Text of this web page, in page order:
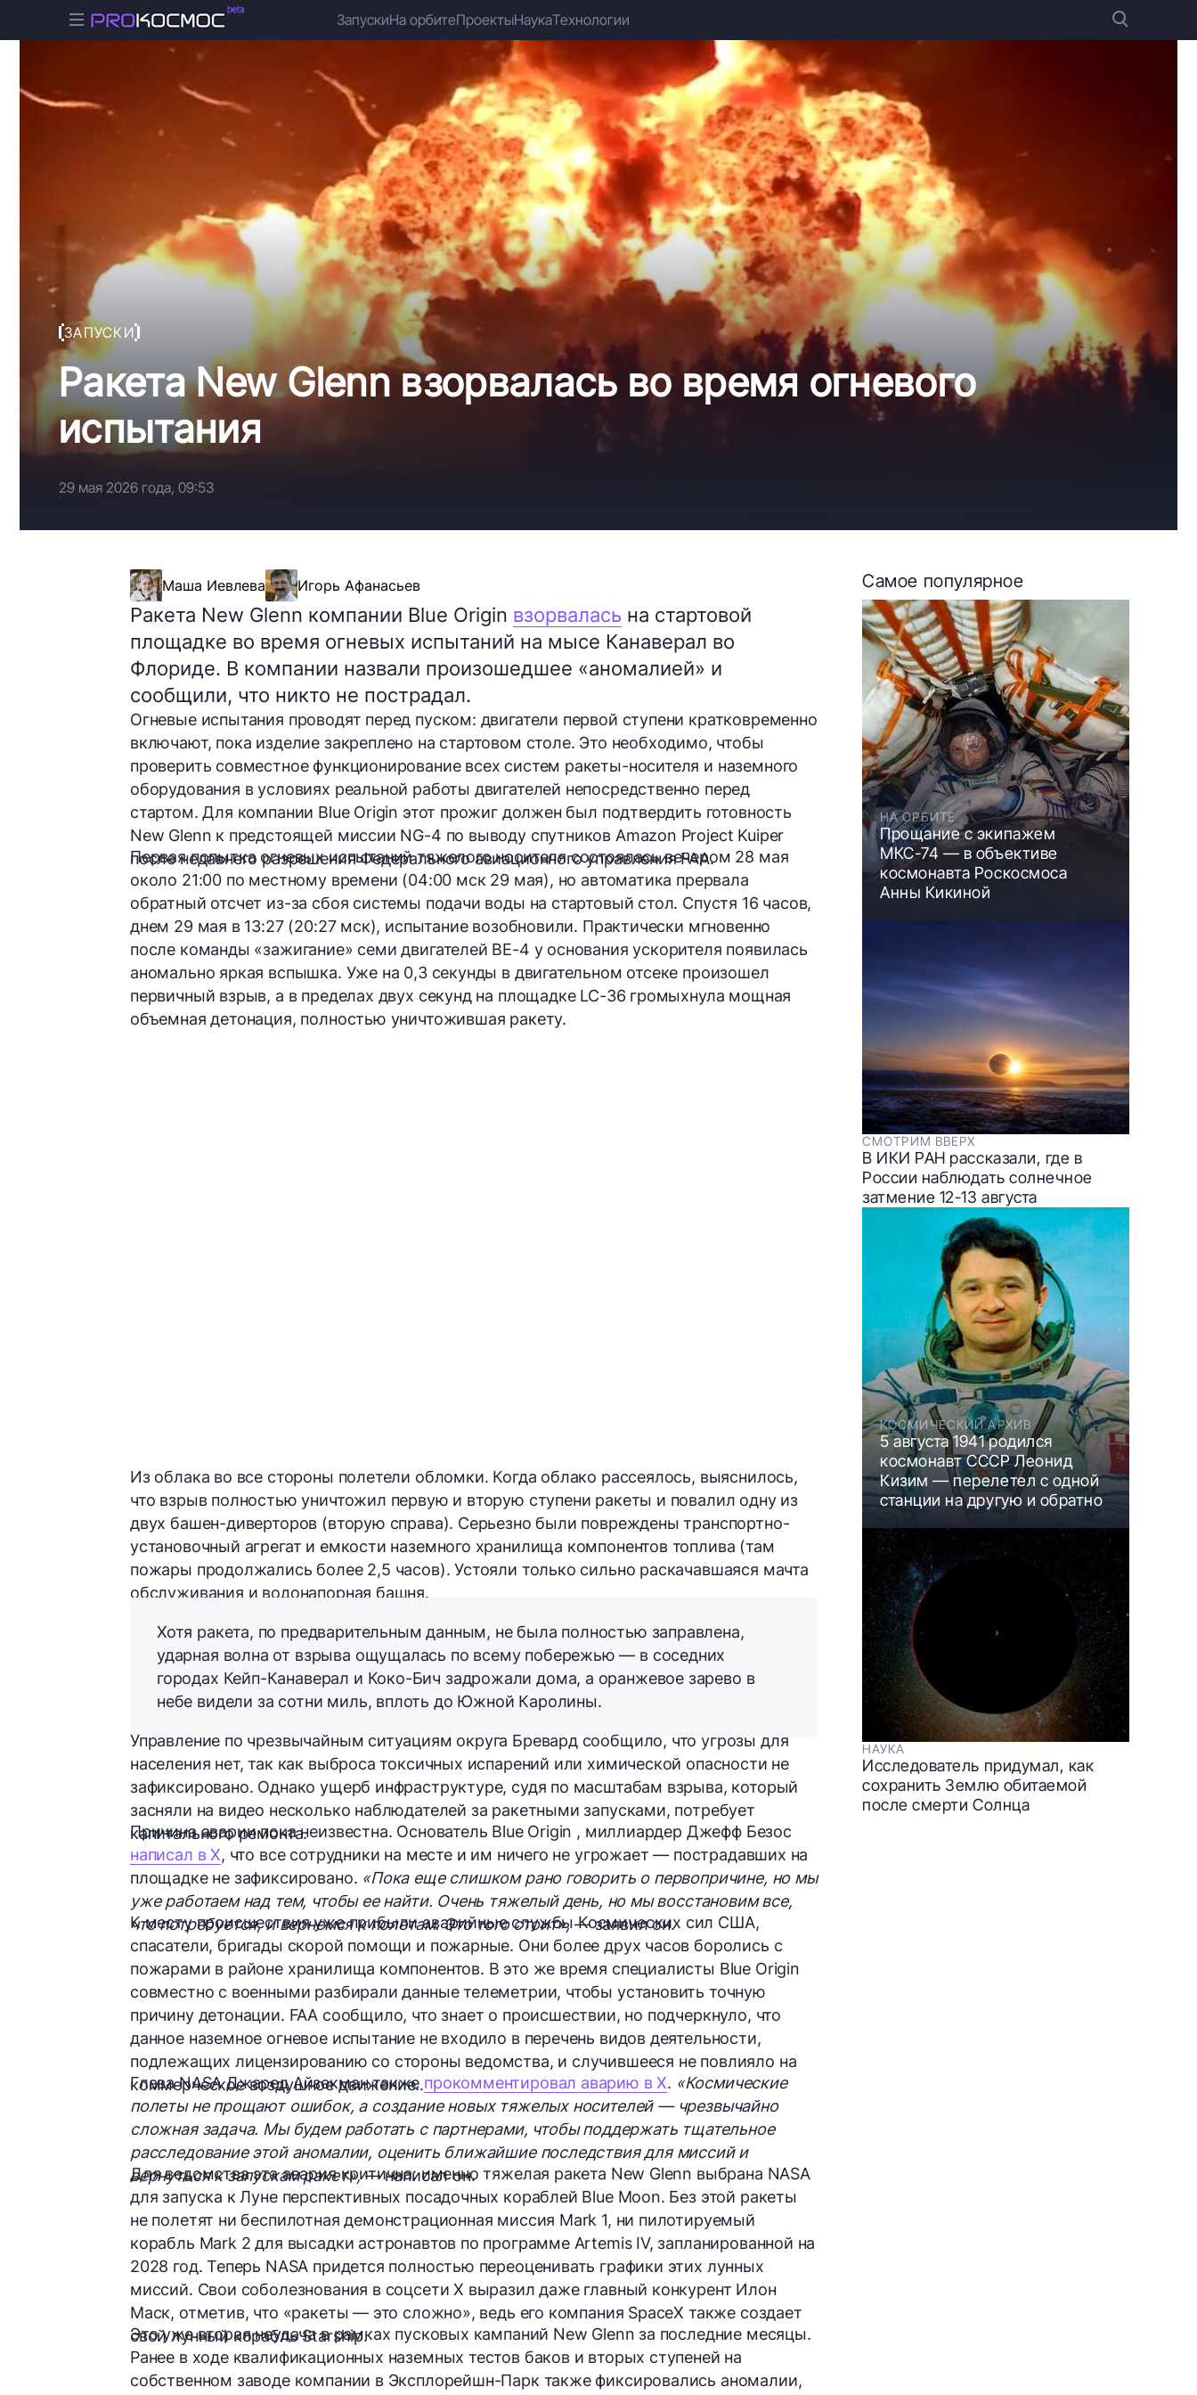
ЗапускиНа орбитеПроектыНаукаТехнологии
ЗАПУСКИ
Ракета New Glenn взорвалась во время огневого
испытания
29 мая 2026 года, 09:53
Маша Иевлева Игорь Афанасьев
Ракета New Glenn компании Blue Origin взорвалась на стартовой
площадке во время огневых испытаний на мысе Канаверал во
Флориде. В компании назвали произошедшее «аномалией» и
сообщили, что никто не пострадал.
Огневые испытания проводят перед пуском: двигатели первой ступени кратковременно
включают, пока изделие закреплено на стартовом столе. Это необходимо, чтобы
проверить совместное функционирование всех систем ракеты-носителя и наземного
оборудования в условиях реальной работы двигателей непосредственно перед
стартом. Для компании Blue Origin этот прожиг должен был подтвердить готовность
New Glenn к предстоящей миссии NG-4 по выводу спутников Amazon Project Kuiper
после недавнего разрешения Федерального авиационного управления FAA.
Первая попытка огневых испытаний тяжелого носителя состоялась вечером 28 мая
около 21:00 по местному времени (04:00 мск 29 мая), но автоматика прервала
обратный отсчет из-за сбоя системы подачи воды на стартовый стол. Спустя 16 часов,
днем 29 мая в 13:27 (20:27 мск), испытание возобновили. Практически мгновенно
после команды «зажигание» семи двигателей BE-4 у основания ускорителя появилась
аномально яркая вспышка. Уже на 0,3 секунды в двигательном отсеке произошел
первичный взрыв, а в пределах двух секунд на площадке LC-36 громыхнула мощная
объемная детонация, полностью уничтожившая ракету.
Из облака во все стороны полетели обломки. Когда облако рассеялось, выяснилось,
что взрыв полностью уничтожил первую и вторую ступени ракеты и повалил одну из
двух башен-диверторов (вторую справа). Серьезно были повреждены транспортно-
установочный агрегат и емкости наземного хранилища компонентов топлива (там
пожары продолжались более 2,5 часов). Устояли только сильно раскачавшаяся мачта
обслуживания и водонапорная башня.
Хотя ракета, по предварительным данным, не была полностью заправлена,
ударная волна от взрыва ощущалась по всему побережью — в соседних
городах Кейп-Канаверал и Коко-Бич задрожали дома, а оранжевое зарево в
небе видели за сотни миль, вплоть до Южной Каролины.
Управление по чрезвычайным ситуациям округа Бревард сообщило, что угрозы для
населения нет, так как выброса токсичных испарений или химической опасности не
зафиксировано. Однако ущерб инфраструктуре, судя по масштабам взрыва, который
засняли на видео несколько наблюдателей за ракетными запусками, потребует
капитального ремонта.
Причина аварии пока неизвестна. Основатель Blue Origin , миллиардер Джефф Безос
написал в X, что все сотрудники на месте и им ничего не угрожает — пострадавших на
площадке не зафиксировано. «Пока еще слишком рано говорить о первопричине, но мы
уже работаем над тем, чтобы ее найти. Очень тяжелый день, но мы восстановим все,
что потребуется, и вернемся к полетам. Это того стоит»,— заявил он.
К месту происшествия уже прибыли аварийные службы Космических сил США,
спасатели, бригады скорой помощи и пожарные. Они более друх часов боролись с
пожарами в районе хранилища компонентов. В это же время специалисты Blue Origin
совместно с военными разбирали данные телеметрии, чтобы установить точную
причину детонации. FAA сообщило, что знает о происшествии, но подчеркнуло, что
данное наземное огневое испытание не входило в перечень видов деятельности,
подлежащих лицензированию со стороны ведомства, и случившееся не повлияло на
коммерческое воздушное движение..
Глава NASA Джаред Айзекман также прокомментировал аварию в X. «Космические
полеты не прощают ошибок, а создание новых тяжелых носителей — чрезвычайно
сложная задача. Мы будем работать с партнерами, чтобы поддержать тщательное
расследование этой аномалии, оценить ближайшие последствия для миссий и
вернуться к запускам ракет»,— написал он.
Для ведомства эта авария критична: именно тяжелая ракета New Glenn выбрана NASA
для запуска к Луне перспективных посадочных кораблей Blue Moon. Без этой ракеты
не полетят ни беспилотная демонстрационная миссия Mark 1, ни пилотируемый
корабль Mark 2 для высадки астронавтов по программе Artemis IV, запланированной на
2028 год. Теперь NASA придется полностью переоценивать графики этих лунных
миссий. Свои соболезнования в соцсети X выразил даже главный конкурент Илон
Маск, отметив, что «ракеты — это сложно», ведь его компания SpaceX также создает
свой лунный корабль Starship.
Это уже вторая неудача в рамках пусковых кампаний New Glenn за последние месяцы.
Ранее в ходе квалификационных наземных тестов баков и вторых ступеней на
собственном заводе компании в Эксплорейшн-Парк также фиксировались аномалии,
Самое популярное
НА ОРБИТЕ
Прощание с экипажем
МКС-74 — в объективе
космонавта Роскосмоса
Анны Кикиной
СМОТРИМ ВВЕРХ
В ИКИ РАН рассказали, где в
России наблюдать солнечное
затмение 12-13 августа
КОСМИЧЕСКИЙ АРХИВ
5 августа 1941 родился
космонавт СССР Леонид
Кизим — перелетел с одной
станции на другую и обратно
НАУКА
Исследователь придумал, как
сохранить Землю обитаемой
после смерти Солнца